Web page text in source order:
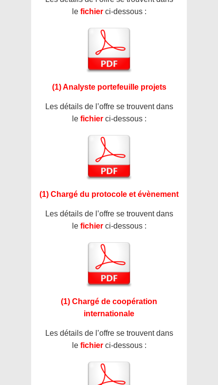
le fichier ci-dessous :
(1) Analyste portefeuille projets
Les détails de l’offre se trouvent dans
le fichier ci-dessous :
(1) Chargé du protocole et évènement
Les détails de l’offre se trouvent dans
le fichier ci-dessous :
(1) Chargé de coopération
internationale
Les détails de l’offre se trouvent dans
le fichier ci-dessous :